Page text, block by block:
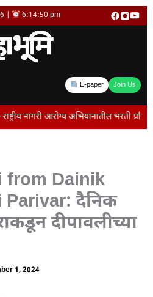
| 6:14:51 pm
E-paper Join Us
अभियानातील भरती प्रक्रिया
from Dainik
दैनिक
दीपावलीच्या
1, 2024